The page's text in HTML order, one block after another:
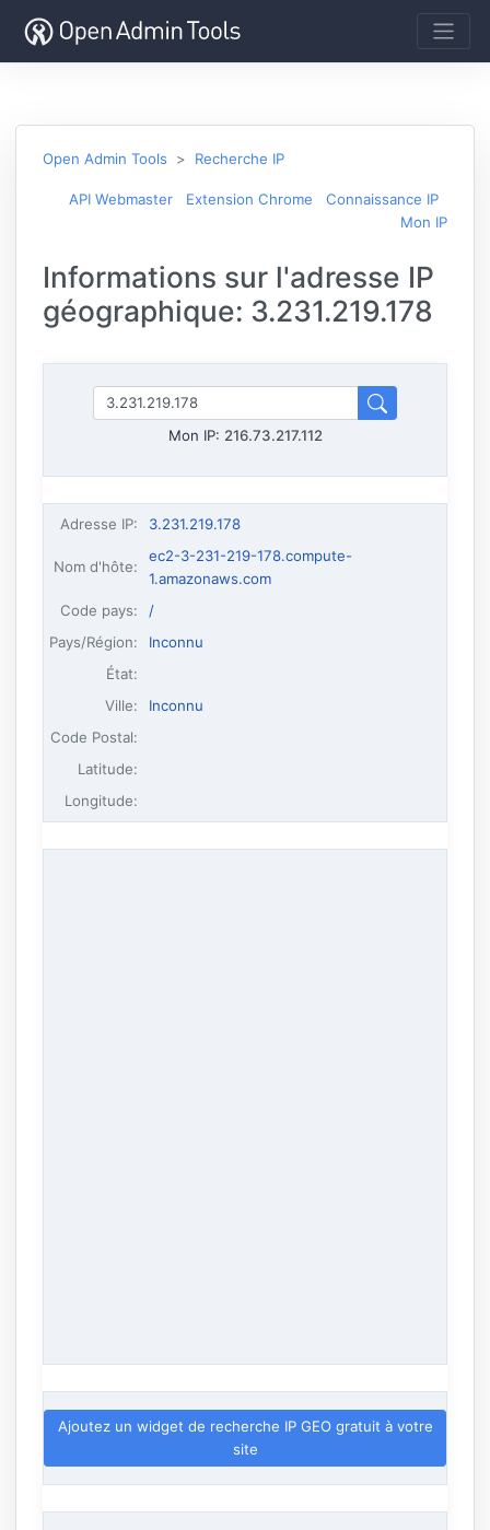
Open Admin Tools Recherche IP
API Webmaster Extension Chrome
Connaissance IP
Mon IP
Informations sur l'adresse IP
géographique: 3.231.219.178
Mon IP: 216.73.217.112
Adresse IP: 3.231.219.178
Nom d'hôte:
ec2-3-231-219-178.compute-
1.amazonaws.com
Code pays:
/
Pays/Région:
Inconnu
État:
Ville:
Inconnu
Code Postal:
Latitude:
Longitude:
Ajoutez un widget de recherche IP GEO gratuit à votre
site